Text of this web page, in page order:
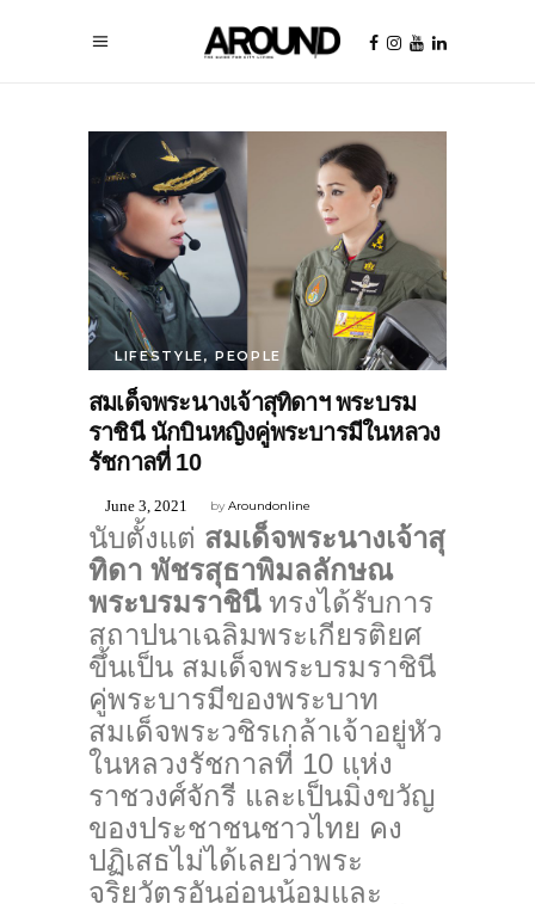
LIFESTYLE,PEOPLE
สมเด็จพระนางเจ้าสุทิดาฯ พระบรม
ราชินี นักบินหญิงคู่พระบารมีในหลวง
รัชกาลที่ 10
byAroundonline
June 3, 2021
นับตั้งแต่ สมเด็จพระนางเจ้าสุ
ทิดา พัชรสุธาพิมลลักษณ
พระบรมราชินีทรงได้รับการ
สถาปนาเฉลิมพระเกียรติยศ
ขึ้นเป็น สมเด็จพระบรมราชินี
คู่พระบารมีของพระบาท
สมเด็จพระวชิรเกล้าเจ้าอยู่หัว
ในหลวงรัชกาลที่ 10 แห่ง
ราชวงศ์จักรี และเป็นมิ่งขวัญ
ของประชาชนชาวไทย คง
ปฏิเสธไม่ได้เลยว่าพระ
จริยวัตรอันอ่อนน้อมและ